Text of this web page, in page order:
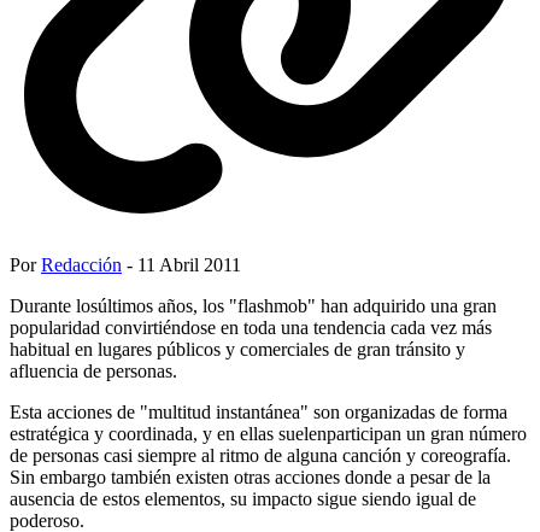
PorRedacción - 11 Abril 2011
Durante losúltimos años, los "flashmob" han adquirido una gran
popularidad convirtiéndose en toda una tendencia cada vez más
habitual en lugares públicos y comerciales de gran tránsito y
afluencia de personas.
Esta acciones de "multitud instantánea" son organizadas de forma
estratégica y coordinada, y en ellas suelenparticipan un gran número
de personas casi siempre al ritmo de alguna canción y coreografía.
Sin embargo también existen otras acciones donde a pesar de la
ausencia de estos elementos, su impacto sigue siendo igual de
poderoso.